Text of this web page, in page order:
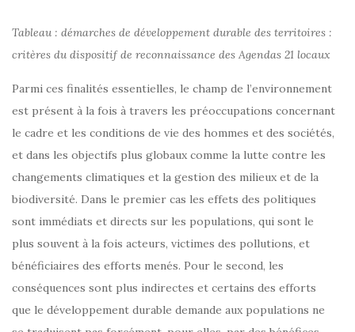
Tableau : démarches de développement durable des territoires :
critères du dispositif de reconnaissance des Agendas 21 locaux
Parmi ces finalités essentielles, le champ de l’environnement
est présent à la fois à travers les préoccupations concernant
le cadre et les conditions de vie des hommes et des sociétés,
et dans les objectifs plus globaux comme la lutte contre les
changements climatiques et la gestion des milieux et de la
biodiversité. Dans le premier cas les effets des politiques
sont immédiats et directs sur les populations, qui sont le
plus souvent à la fois acteurs, victimes des pollutions, et
bénéficiaires des efforts menés. Pour le second, les
conséquences sont plus indirectes et certains des efforts
que le développement durable demande aux populations ne